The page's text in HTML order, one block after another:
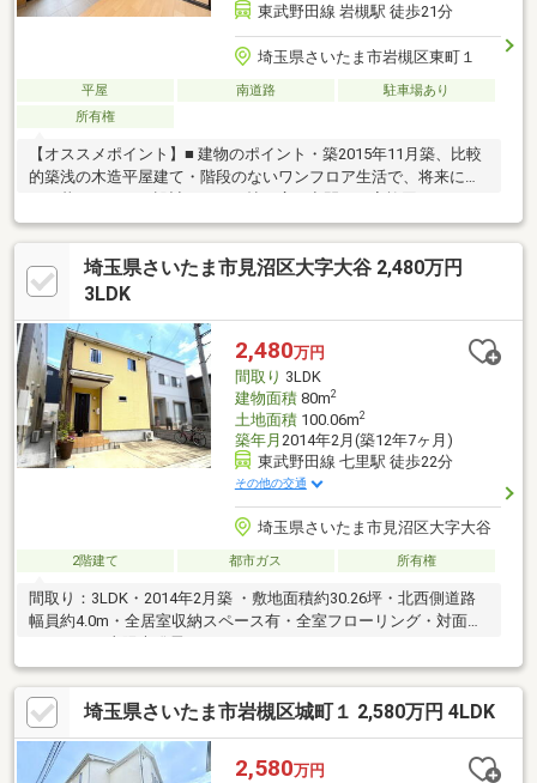
東武野田線 岩槻駅 徒歩21分
埼玉県さいたま市岩槻区東町１
平屋 南道路
駐車場あり
所有権
【オススメポイント】■ 建物のポイント・築2015年11月築、比較
的築浅の木造平屋建て・階段のないワンフロア生活で、将来にわ
たり暮らしやすい設計・LDK16帖の広々空間で、家族団らんもゆ
ったり・和室8帖付きで、来客時の応接や趣味の部屋としても活用
可能・納戸を2ヶ所完備し、収納スペースも充実■ 土地・立地のポ
イント・土地面積約59.55坪のゆとりある敷地・第一種低層住居専
用地域につき、閑静で落ち着いた住環境・東武野田線「岩槻駅」
埼玉県さいたま市見沼区大字大谷 2,480万円
3LDK
2,480万円
間取り 3LDK
建物面積80m2
土地面積100.06m2
築年月 2014年2月(築12年7ヶ月)
東武野田線 七里駅 徒歩22分
その他の交通
埼玉県さいたま市見沼区大字大谷
2階建て 都市ガス 所有権
間取り：3LDK・2014年2月築 ・敷地面積約30.26坪・北西側道路
幅員約4.0m・全居室収納スペース有・全室フローリング・対面式
埼玉県さいたま市岩槻区城町１ 2,580万円 4LDK
2,580万円